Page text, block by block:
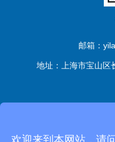
邮箱：
地址：上海市宝山区
欢迎来到本网站，请